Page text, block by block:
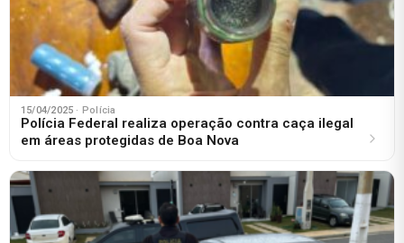
15/04/2025 · Polícia
Polícia Federal realiza operação contra caça ilegal
em áreas protegidas de Boa Nova